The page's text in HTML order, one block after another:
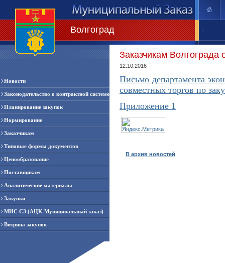
Волгоград |
Новости
Законодательство о контрактной системе
Планирование закупок
Нормирование
Заказчикам
Типовые формы документов
Ценообразование
Поставщикам
Аналитические материалы
Закупки
МИС СЗ (АЦК-Муниципальный заказ)
Витрина закупок
Заказчикам Волгограда
12.10.2016
Письмо департамента
совместных торгов по
Приложение 1
В архив новостей